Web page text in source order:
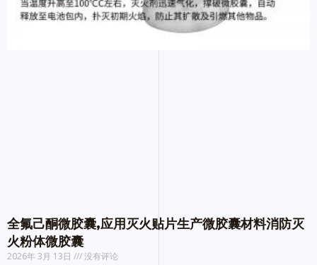
全氟己酮微胶囊,应用灭火贴片生产微胶囊材料消防灭
火粉体微胶囊
2026年 3月 13日 没有评论